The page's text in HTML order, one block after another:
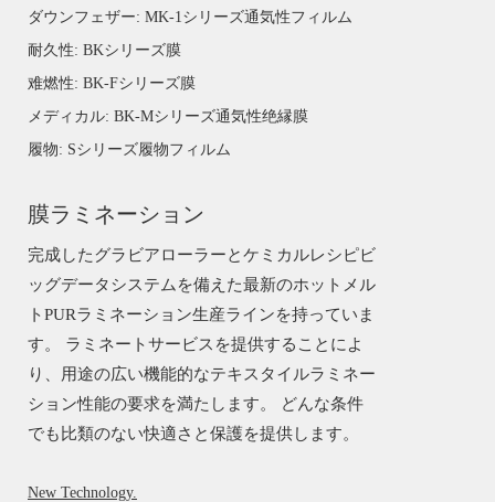
ダウンフェザー: MK-1シリーズ通気性フィルム
耐久性: BKシリーズ膜
难燃性: BK-Fシリーズ膜
メディカル: BK-Mシリーズ通気性绝縁膜
履物: Sシリーズ履物フィルム
膜ラミネーション
完成したグラビアローラーとケミカルレシピビ
ッグデータシステムを備えた最新のホットメル
トPURラミネーション生産ラインを持っていま
す。 ラミネートサービスを提供することによ
り、用途の広い機能的なテキスタイルラミネー
ション性能の要求を満たします。 どんな条件
でも比類のない快適さと保護を提供します。
New Technology.